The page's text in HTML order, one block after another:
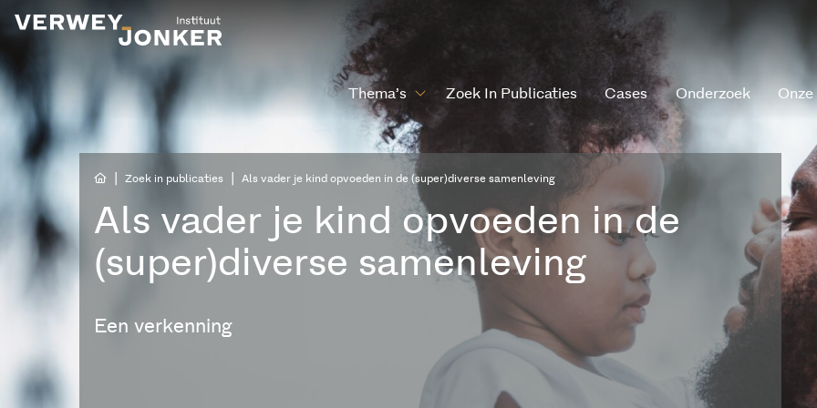
Thema’s Zoek In Publicaties Cases Onderzoek
Zoek in publicaties Als vader je kind opvoeden in de (super)diverse samenleving
Als vader je kind opvoeden in de
(super)diverse samenleving
Een verkenning